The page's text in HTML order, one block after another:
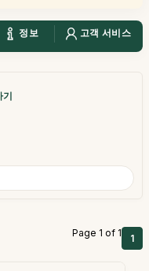
정보 고객 서비스
기
Page 1 of 1 1